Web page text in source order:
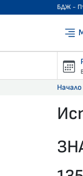
БДЖ -
Начало